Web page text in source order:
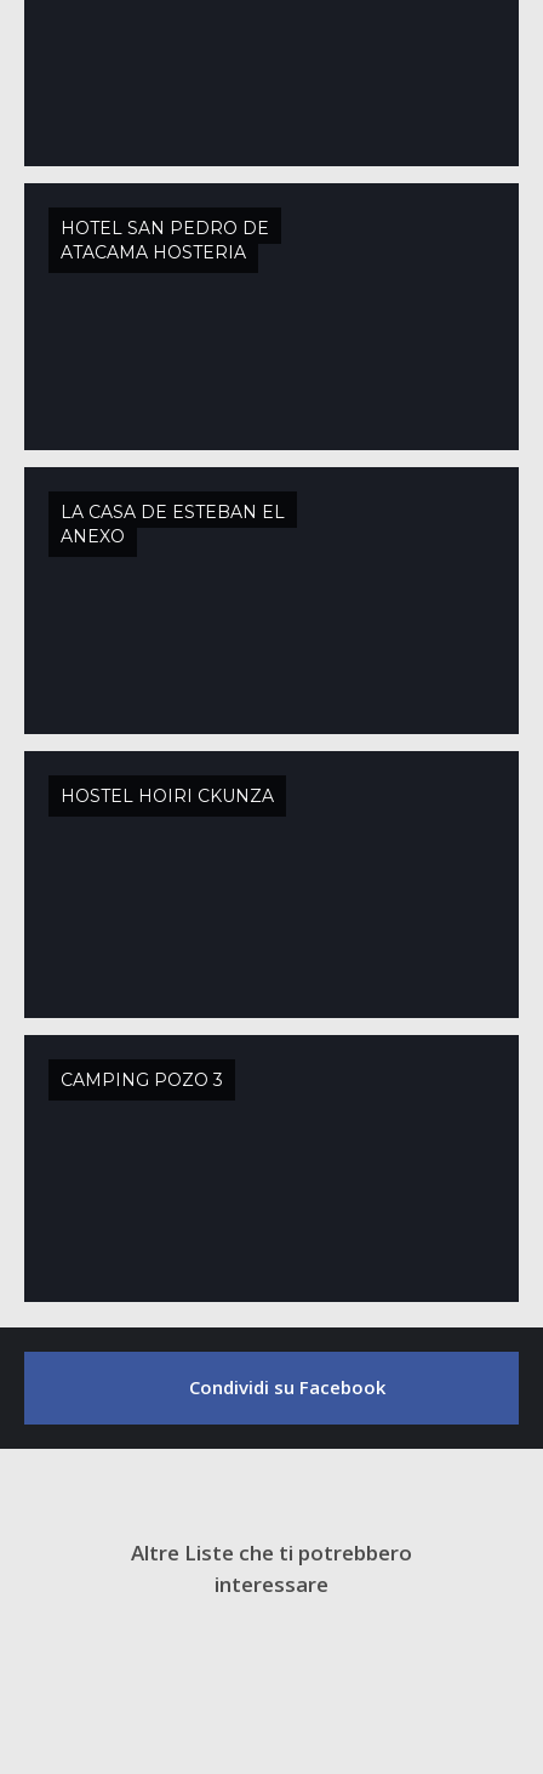
HOTEL SAN PEDRO DE
ATACAMA HOSTERIA
LA CASA DE ESTEBAN EL
ANEXO
HOSTEL HOIRI CKUNZA
CAMPING POZO 3
Condividi su Facebook
Altre Liste che ti potrebbero
interessare